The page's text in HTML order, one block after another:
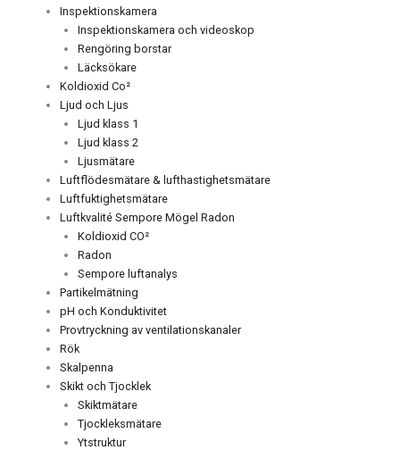
Inspektionskamera
Inspektionskamera och videoskop
Rengöring borstar
Läcksökare
Koldioxid Co²
Ljud och Ljus
Ljud klass 1
Ljud klass 2
Ljusmätare
Luftflödesmätare & lufthastighetsmätare
Luftfuktighetsmätare
Luftkvalité Sempore Mögel Radon
Koldioxid CO²
Radon
Sempore luftanalys
Partikelmätning
pH och Konduktivitet
Provtryckning av ventilationskanaler
Rök
Skalpenna
Skikt och Tjocklek
Skiktmätare
Tjockleksmätare
Ytstruktur